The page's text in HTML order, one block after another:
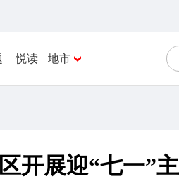
悦读 地市
开展迎“七一”